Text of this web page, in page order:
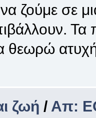
ζούμε σε
Τα
ατυχή
ζωή / Απ: